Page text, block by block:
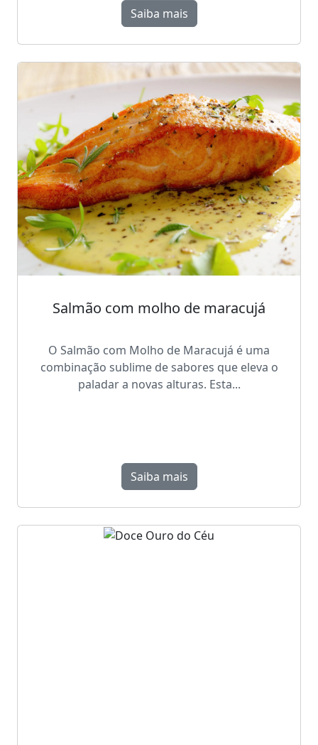
Saiba mais
Salmão com molho de maracujá
O Salmão com Molho de Maracujá é uma
combinação sublime de sabores que eleva o
paladar a novas alturas. Esta...
Saiba mais